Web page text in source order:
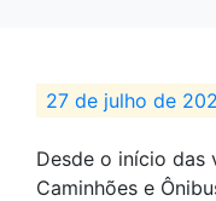
27 de julho de
Desde o início das
Caminhões e